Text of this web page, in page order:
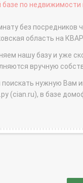
по недвижимости
без
область на
нашу базу и уже
вручную
нужную Вам
(cian.ru), в базе